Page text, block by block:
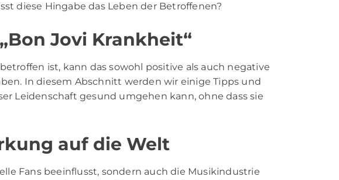
diese Hingabe das Leben der Betroffenen?
Jovi Krankheit“
ist, kann das sowohl positive als auch negative
In diesem Abschnitt werden wir einige Tipps und
Leidenschaft gesund umgehen kann, ohne dass sie
auf die Welt
Fans beeinflusst, sondern auch die Musikindustrie